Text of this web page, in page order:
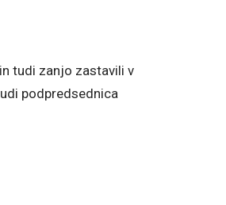
tudi zanjo zastavili v
podpredsednica